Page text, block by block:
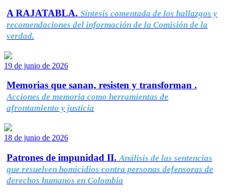
A RAJATABLA. Síntesis comentada de los hallazgos y
recomendaciones del información de la Comisión de la
verdad.
19 de junio de 2026
Memorias que sanan, resisten y transforman .
Acciones de memoria como herramientas de
afrontamiento y justicia
18 de junio de 2026
Patrones de impunidad II. Análisis de las sentencias
que resuelven homicidios contra personas defensoras de
derechos humanos en Colombia